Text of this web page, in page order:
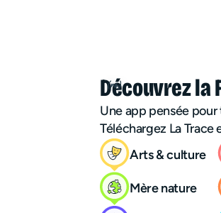
Découvrez
Une app pensée
Téléchargez La
Arts & culture
Mère nature